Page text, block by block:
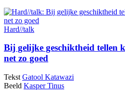
Hard//talk
Bij gelijke geschiktheid tellen
net zo goed
Tekst Gatool Katawazi
Beeld Kasper Tinus